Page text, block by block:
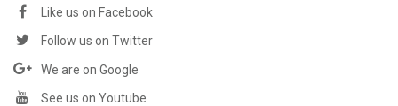
Like us on Facebook
Follow us on Twitter
We are on Google
See us on Youtube